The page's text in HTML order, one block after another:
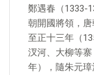
鄭遇春（1333-
朝開國將領，唐
至正十三年（
汊河、大柳等
年），隨朱元